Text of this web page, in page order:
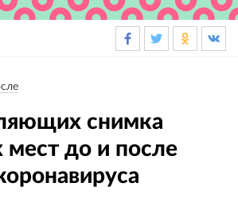
навигация
снимка
мест до и после